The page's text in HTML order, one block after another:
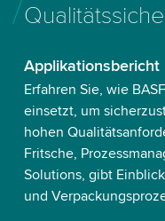
Applikationsbericht
Erfahren Sie, wie
einsetzt, um
hohen
Fritsche,
Solutions, gibt
und